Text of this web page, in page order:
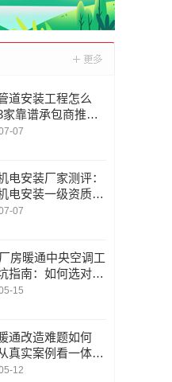
道安装工程怎么
家靠谱承包商推荐
指南
07
电安装厂家测评：
电安装一级资质与
厂项目经验
07
房暖通中央空调工
指南：如何选对设
一体化承包商？
15
通改造难题如何
真实案例看一体化
关键选择
12